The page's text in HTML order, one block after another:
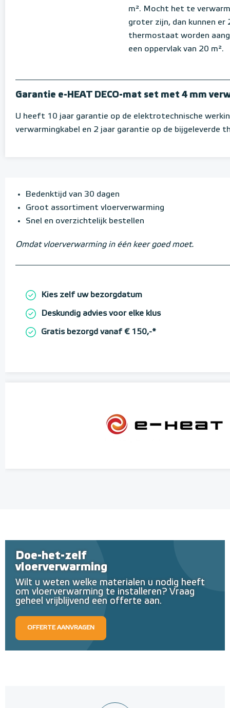
m². Mocht het te
groter zijn, dan kunnen er
thermostaat worden
een oppervlak van 20 m².
Garantie e-HEAT DECO-mat set met 4 mm
U heeft 10 jaar garantie op de elektrotechnische
verwarmingkabel en 2 jaar garantie op de bijgeleverde
Bedenktijd van 30 dagen
Groot assortiment vloerverwarming
Snel en overzichtelijk bestellen
Omdat vloerverwarming in één keer goed moet.
Kies zelf uw bezorgdatum
Deskundig advies voor elke klus
Gratis bezorgd vanaf € 150,-*
Doe-het-zelf
vloerverwarming
Wilt u weten welke materialen u nodig heeft
om vloerverwarming te installeren? Vraag
geheel vrijblijvend een offerte aan.
OFFERTE AANVRAGEN